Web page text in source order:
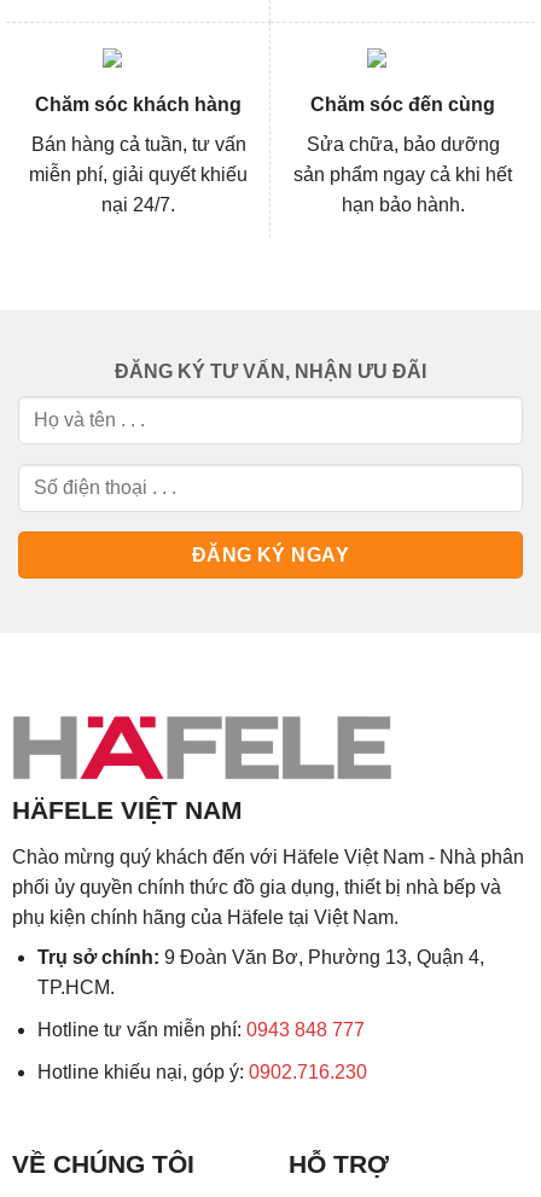
Chăm sóc khách hàng
Bán hàng cả tuần, tư vấn
miễn phí, giải quyết khiếu
nại 24/7.
Chăm sóc đến cùng
Sửa chữa, bảo dưỡng
sản phẩm ngay cả khi hết
hạn bảo hành.
ĐĂNG KÝ TƯ VẤN, NHẬN ƯU ĐÃI
HÄFELE VIỆT NAM
Chào mừng quý khách đến với Häfele Việt Nam - Nhà phân
phối ủy quyền chính thức đồ gia dụng, thiết bị nhà bếp và
phụ kiện chính hãng của Häfele tại Việt Nam.
Trụ sở chính: 9 Đoàn Văn Bơ, Phường 13, Quận 4,
TP.HCM.
Hotline tư vấn miễn phí: 0943 848 777
Hotline khiếu nại, góp ý: 0902.716.230
VỀ CHÚNG TÔI HỖ TRỢ